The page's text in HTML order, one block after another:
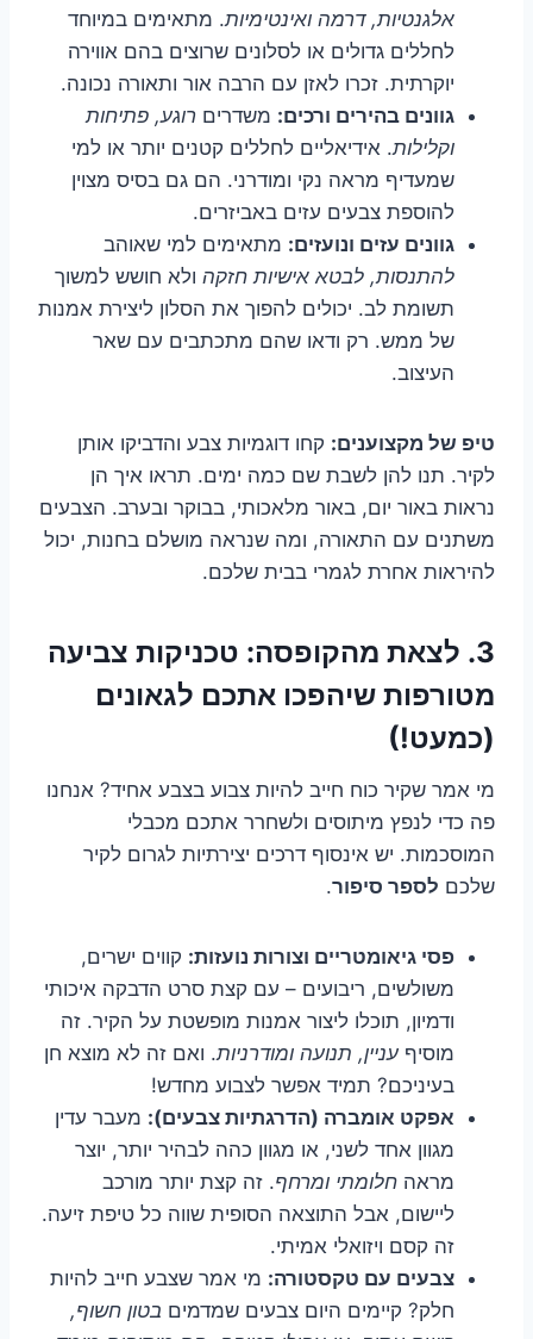
אלגנטיות, דרמה ואינטימיות. מתאימים במיוחד
לחללים גדולים או לסלונים שרוצים בהם אווירה
יוקרתית. זכרו לאזן עם הרבה אור ותאורה נכונה.
גוונים בהירים ורכים: משדרים רוגע, פתיחות
וקלילות. אידיאליים לחללים קטנים יותר או למי
שמעדיף מראה נקי ומודרני. הם גם בסיס מצוין
להוספת צבעים עזים באביזרים.
גוונים עזים ונועזים: מתאימים למי שאוהב
להתנסות, לבטא אישיות חזקה ולא חושש למשוך
תשומת לב. יכולים להפוך את הסלון ליצירת אמנות
של ממש. רק ודאו שהם מתכתבים עם שאר
העיצוב.
טיפ של מקצוענים: קחו דוגמיות צבע והדביקו אותן
לקיר. תנו להן לשבת שם כמה ימים. תראו איך הן
נראות באור יום, באור מלאכותי, בבוקר ובערב. הצבעים
משתנים עם התאורה, ומה שנראה מושלם בחנות, יכול
להיראות אחרת לגמרי בבית שלכם.
3. לצאת מהקופסה: טכניקות צביעה
מטורפות שיהפכו אתכם לגאונים
(כמעט!)
מי אמר שקיר כוח חייב להיות צבוע בצבע אחיד? אנחנו
פה כדי לנפץ מיתוסים ולשחרר אתכם מכבלי
המוסכמות. יש אינסוף דרכים יצירתיות לגרום לקיר
שלכם לספר סיפור.
פסי גיאומטריים וצורות נועזות: קווים ישרים,
משולשים, ריבועים – עם קצת סרט הדבקה איכותי
ודמיון, תוכלו ליצור אמנות מופשטת על הקיר. זה
מוסיף עניין, תנועה ומודרניות. ואם זה לא מוצא חן
בעיניכם? תמיד אפשר לצבוע מחדש!
אפקט אומברה (הדרגתיות צבעים): מעבר עדין
מגוון אחד לשני, או מגוון כהה לבהיר יותר, יוצר
מראה חלומתי ומרחף. זה קצת יותר מורכב
ליישום, אבל התוצאה הסופית שווה כל טיפת זיעה.
זה קסם ויזואלי אמיתי.
צבעים עם טקסטורה: מי אמר שצבע חייב להיות
חלק? קיימים היום צבעים שמדמים בטון חשוף,